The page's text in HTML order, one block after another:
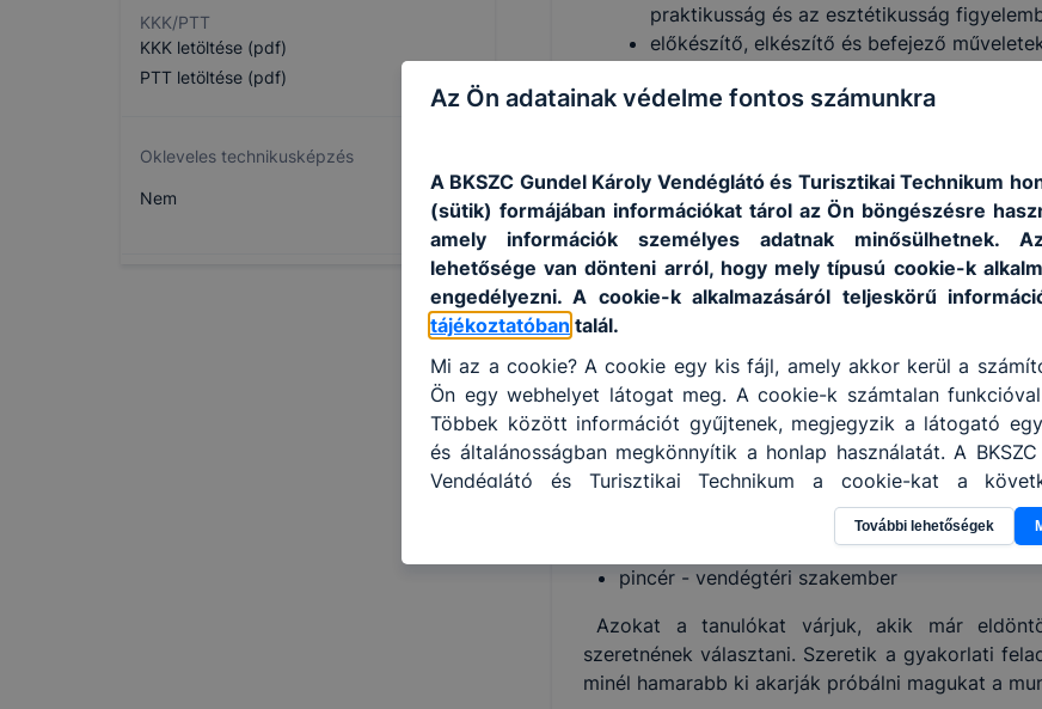
KKK/PTT
KKK letöltése (pdf)
PTT letöltése (pdf)
Okleveles technikusképzés
Nem
praktikusság és az esztétikusság
előkészítő, elkészítő és befejező
betartja és betartatja a HACCP
képes a segédszemélyzet munkáját
ISKOLASPECIFIKUS INFORMÁCIÓK A KÉPZÉSHEZ
Szakképző iskolai képzés - Turizmus –
3 éves képzés
Idegen nyelv: angol nyelv
Megszerezhető végzettség:
pincér - vendégtéri szakember
Azokat a tanulókat várjuk, akik már
szeretnének választani. Szeretik a gyakorlati
minél hamarabb ki akarják próbálni magukat a
Az Ön adatainak védelme fontos számunkra
A BKSZC Gundel Károly Vendéglátó és Turisztikai Technikum
(sütik) formájában információkat tárol az Ön böngészésre
amely információk személyes adatnak minősülhetnek.
lehetősége van dönteni arról, hogy mely típusú cookie-k
engedélyezni. A cookie-k alkalmazásáról teljeskörű
tájékoztatóban talál.
Mi az a cookie? A cookie egy kis fájl, amely akkor kerül a
Ön egy webhelyet látogat meg. A cookie-k számtalan
Többek között információt gyűjtenek, megjegyzik a látogató
és általánosságban megkönnyítik a honlap használatát. A
Vendéglátó és Turisztikai Technikum a cookie-kat a
használja: információ gyűjtése azzal kapcsolatban, hogyan
honlapot -annak felmérésével, hogy a honlap melyik részeit
használja leginkább, így megtudhatjuk, hogyan biztosítsunk
felhasználói élményt, ha ismét meglátogatja oldalunkat,
Hogyan ellenőrizheti és hogyan tudja kikapcsolni a cookie-kat?
böngésző engedélyezi a cookie-k beállításának a
böngésző alapértelmezettként automatikusan elfogadja a
További lehetőségek